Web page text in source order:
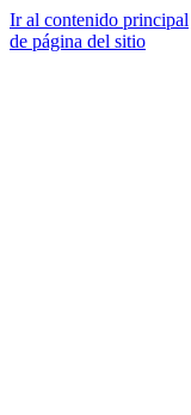
Ir al contenido principal
de página del sitio